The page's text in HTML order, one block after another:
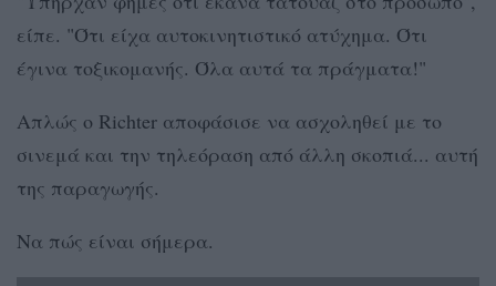
είπε. "Ότι είχα αυτοκινητιστικό ατύχημα. Ότι
έγινα τοξικομανής. Όλα αυτά τα πράγματα!"
Απλώς ο Richter αποφάσισε να ασχοληθεί με το
σινεμά και την τηλεόραση από άλλη σκοπιά... αυτή
της παραγωγής.
Να πώς είναι σήμερα.